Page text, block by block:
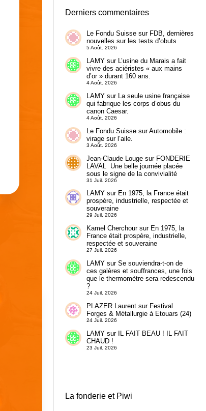
Derniers commentaires
Le Fondu Suissesur FDB, dernières
nouvelles sur les tests d’obuts
5 Août. 2026
LAMYsur L’usine du Marais a fait
vivre des aciéristes « aux mains
d’or » durant 160 ans.
4 Août. 2026
LAMYsur La seule usine française
qui fabrique les corps d’obus du
canon Caesar.
4 Août. 2026
Le Fondu SuissesurAutomobile :
virage sur l’aile.
3 Août. 2026
Jean-Claude Lougesur FONDERIE
LAVAL Une belle journée placée
sous le signe de la convivialité
31 Juil. 2026
LAMYsur En 1975, la France était
prospère, industrielle, respectée et
souveraine
29 Juil. 2026
Kamel Cherchoursur En 1975, la
France était prospère, industrielle,
respectée et souveraine
27 Juil. 2026
LAMYsur Se souviendra-t-on de
ces galères et souffrances, une fois
que le thermomètre sera redescendu
?
24 Juil. 2026
PLAZER Laurentsur Festival
Forges & Métallurgie à Etouars (24)
24 Juil. 2026
LAMYsur IL FAIT BEAU ! IL FAIT
CHAUD !
23 Juil. 2026
La fonderie et Piwi